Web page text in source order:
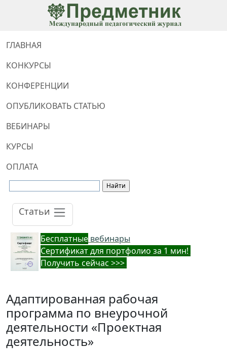
ГЛАВНАЯ
КОНКУРСЫ
КОНФЕРЕНЦИИ
ОПУБЛИКОВАТЬ СТАТЬЮ
ВЕБИНАРЫ
КУРСЫ
ОПЛАТА
Статьи
Бесплатные вебинары
Cертификат для портфолио за 1 мин!
Получить сейчас >>>
Адаптированная рабочая
программа по внеурочной
деятельности «Проектная
деятельность»